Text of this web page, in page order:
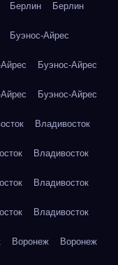
Берлин Берлин
Буэнос-Айрес
Буэнос-Айрес
Буэнос-Айрес
Владивосток
Владивосток
Владивосток
Владивосток
Воронеж Воронеж